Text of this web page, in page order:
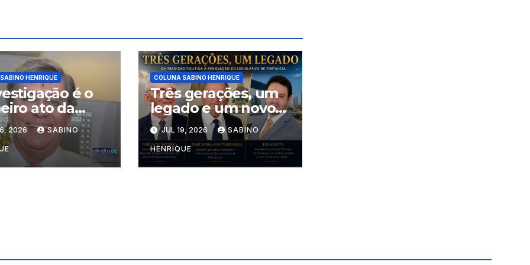
HENRIQUE
é o
ato da
2026 SABINO
COLUNA SABINO HENRIQUE
Três gerações, um
legado e um novo
tempo
JUL 19, 2026 SABINO
HENRIQUE